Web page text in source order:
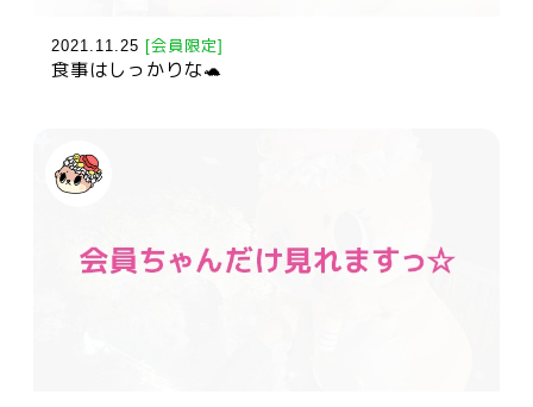
2021.11.25 [会員限定]
食事はしっかりな🐢